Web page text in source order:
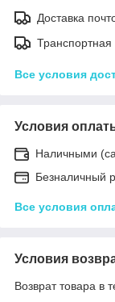
Доставка
Все условия
Условия
Наличными
Безналичный
Все условия
Условия
Возврат товара в